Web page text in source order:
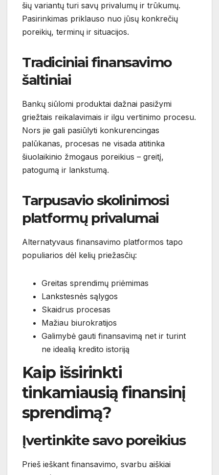
šių variantų turi savų privalumų ir trūkumų.
Pasirinkimas priklauso nuo jūsų konkrečių
poreikių, terminų ir situacijos.
Tradiciniai finansavimo
šaltiniai
Bankų siūlomi produktai dažnai pasižymi
griežtais reikalavimais ir ilgu vertinimo procesu.
Nors jie gali pasiūlyti konkurencingas
palūkanas, procesas ne visada atitinka
šiuolaikinio žmogaus poreikius – greitį,
patogumą ir lankstumą.
Tarpusavio skolinimosi
platformų privalumai
Alternatyvaus finansavimo platformos tapo
populiarios dėl kelių priežasčių:
Greitas sprendimų priėmimas
Lankstesnės sąlygos
Skaidrus procesas
Mažiau biurokratijos
Galimybė gauti finansavimą net ir turint
ne idealią kredito istoriją
Kaip išsirinkti
tinkamiausią finansinį
sprendimą?
Įvertinkite savo poreikius
Prieš ieškant finansavimo, svarbu aiškiai